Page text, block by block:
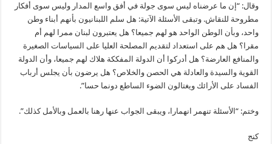
وقال: “إن ما عرضناه ليس سوى جولة في أفق واسع المدار وليس سوى أفكار
مطروحة للنقاش. وتبقى الأسئلة الآتية: هل سلم اللبنانيون بأنهم أبناء وطن
واحد، وبأن الوطن الواحد هو لهم جميعا؟ هل يعتبرون لبنان ممرا لهم أم
مقرا؟ هل هم على استعداد لتقديم المصلحة العليا على السياسات الصغيرة
والمنافع العارضة؟ هل أدركوا أن الدولة المفككة هلاك لهم جميعا، وأن الدولة
القوية والسيدة والعادلة هي الحصن والخلاص؟ هل يرضون بأن يجلس أرباب
الفساد على الأرائك ويغتالون الضوء الساطع دونما حسا”.
وختم: “الأسئلة تنهمر انهمارا، ويبقى الجواب عنها رهنا بالعمل وبالأمل كذلك”.
كنج